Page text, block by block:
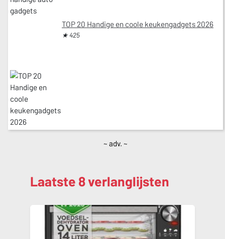
TOP 20 Handige en coole keukengadgets 2026
★ 425
~ adv. ~
Laatste 8 verlanglijsten